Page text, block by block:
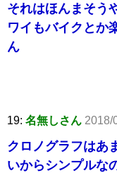
それはほんまそう
ワイもバイクとか
ん
19: 名無しさん 2018/
クロノグラフはあ
いからシンプルな